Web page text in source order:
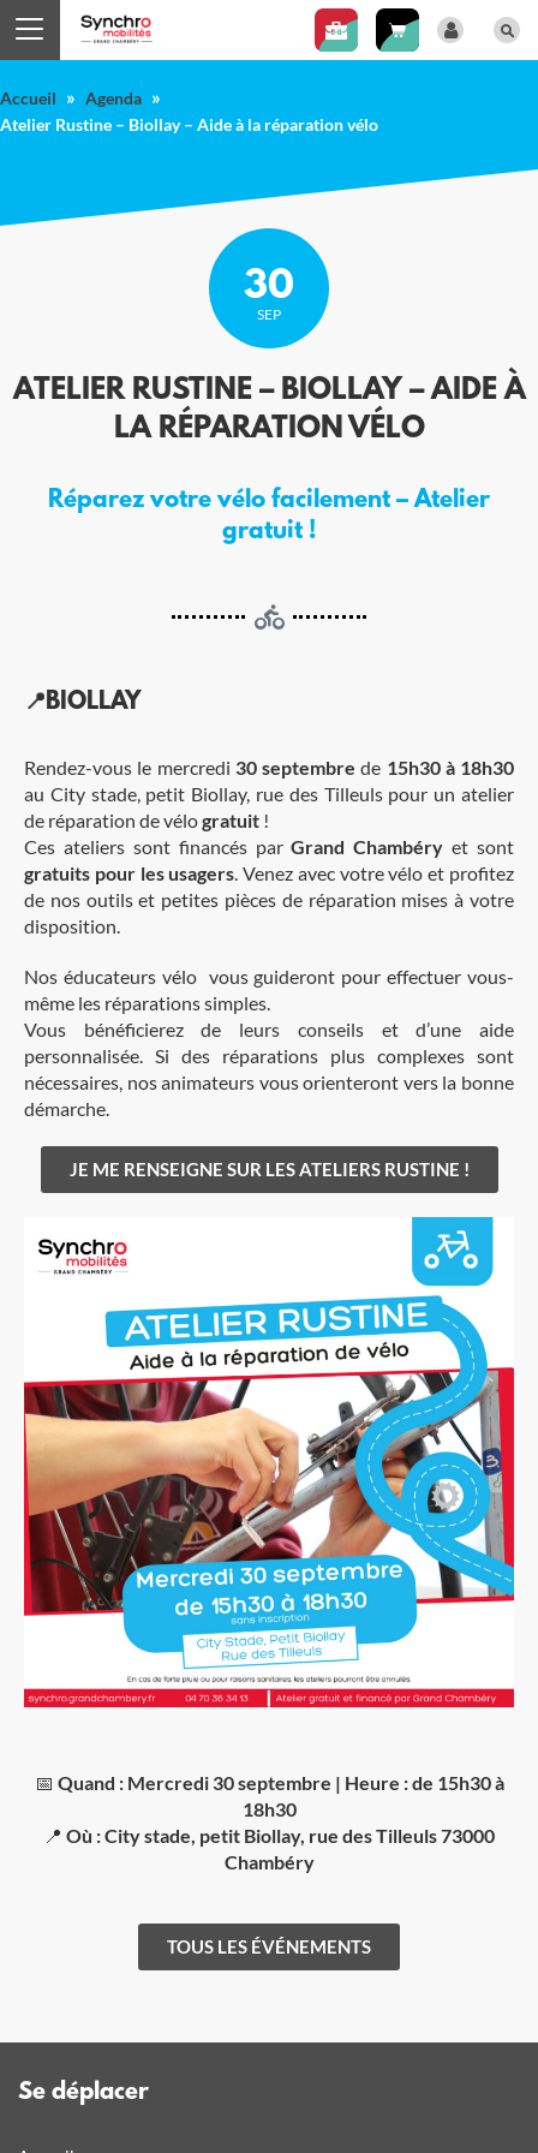
Accueil » Agenda »
Atelier Rustine – Biollay – Aide à la réparation vélo
30
SEP
ATELIER RUSTINE – BIOLLAY – AIDE À
LA RÉPARATION VÉLO
Réparez votre vélo facilement – Atelier
gratuit !
📍BIOLLAY
Rendez-vous le mercredi 30 septembrede 15h30 à 18h30
au City stade, petit Biollay, rue des Tilleuls pour un atelier
de réparation de vélogratuit !
Ces ateliers sont financés parGrand Chambéry et sont
gratuits pour les usagers. Venez avec votre vélo et profitez
de nos outils et petites pièces de réparation mises à votre
disposition.
Nos éducateurs vélo vous guideront pour effectuer vous-
même les réparations simples.
Vous bénéficierez de leurs conseils et d’une aide
personnalisée. Si des réparations plus complexes sont
nécessaires, nos animateurs vous orienteront vers la bonne
démarche.
JE ME RENSEIGNE SUR LES ATELIERS RUSTINE !
📅 Quand : Mercredi 30 septembre | Heure : de 15h30 à
18h30
📍 Où : City stade, petit Biollay, rue des Tilleuls73000
Chambéry
TOUS LES ÉVÉNEMENTS
Se déplacer
Panneau de gestion des cookies